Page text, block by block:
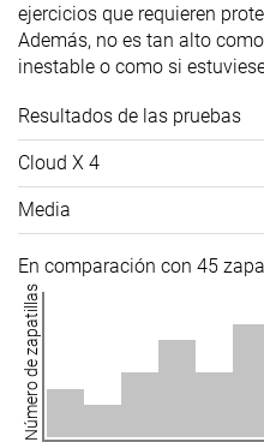
ejercicios que requieren
Además, no es tan alto
inestable o como si
Resultados de las pruebas
Cloud X 4
Media
En comparación con 45
Número de zapatillas